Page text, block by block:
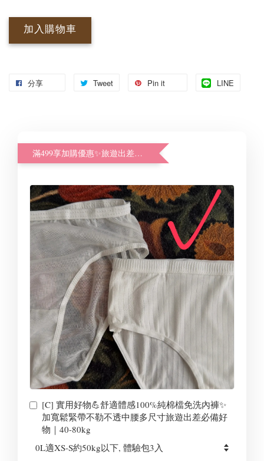
加入購物車
分享 Tweet Pin it LINE
滿499享加購優惠✨旅遊出差好幫手
[C] 實用好物💪舒適體感100%純棉檔免洗內褲✨
加寬鬆緊帶不勒不透中腰多尺寸旅遊出差必備好
物｜40-80kg